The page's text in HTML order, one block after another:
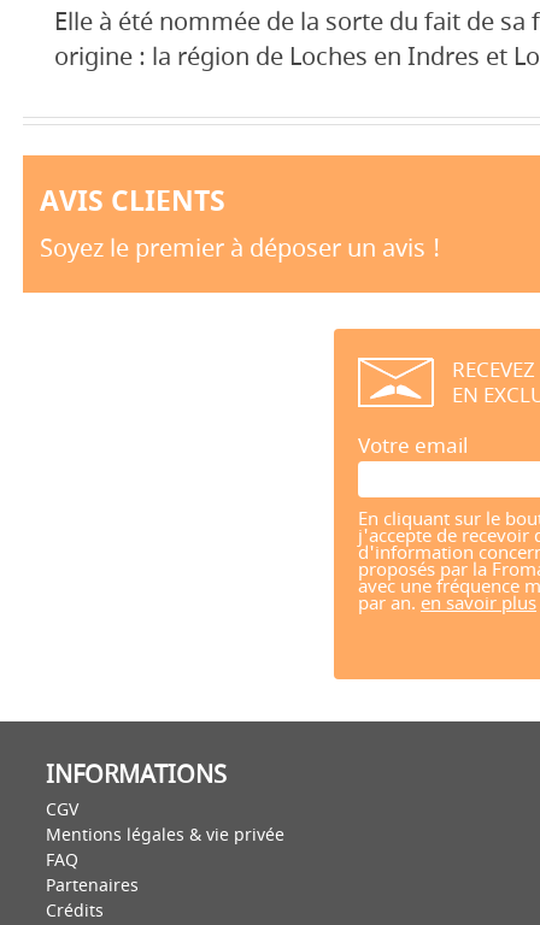
Elle à été nommée de la sorte du fait de sa
origine : la région de Loches en Indres et
AVIS CLIENTS
Soyez le premier à déposer un avis !
EN
Votre email
En cliquant sur le
j'accepte de recevoir
d'information
proposés par la
avec une fréquence
par an. en savoir plus
INFORMATIONS
CGV
Mentions légales & vie privée
FAQ
Partenaires
Crédits